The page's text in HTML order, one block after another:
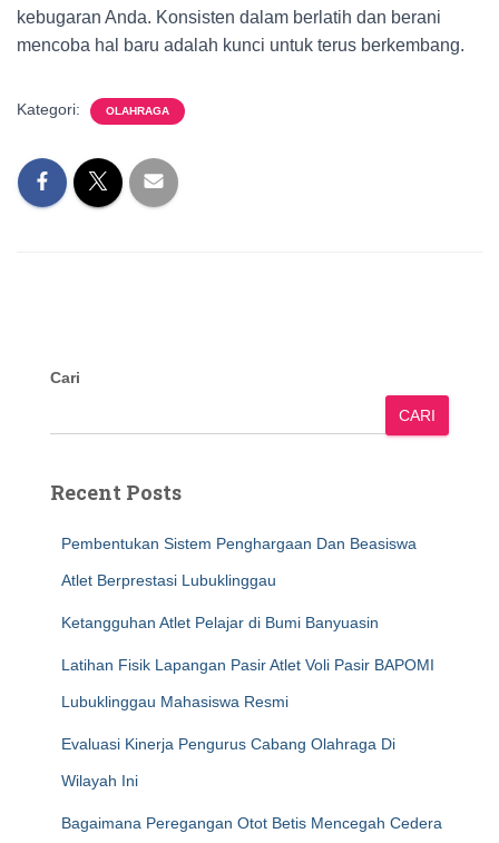
kebugaran Anda. Konsisten dalam berlatih dan berani
mencoba hal baru adalah kunci untuk terus berkembang.
Kategori: OLAHRAGA
Cari
CARI
Recent Posts
Pembentukan Sistem Penghargaan Dan Beasiswa
Atlet Berprestasi Lubuklinggau
Ketangguhan Atlet Pelajar di Bumi Banyuasin
Latihan Fisik Lapangan Pasir Atlet Voli Pasir BAPOMI
Lubuklinggau Mahasiswa Resmi
Evaluasi Kinerja Pengurus Cabang Olahraga Di
Wilayah Ini
Bagaimana Peregangan Otot Betis Mencegah Cedera